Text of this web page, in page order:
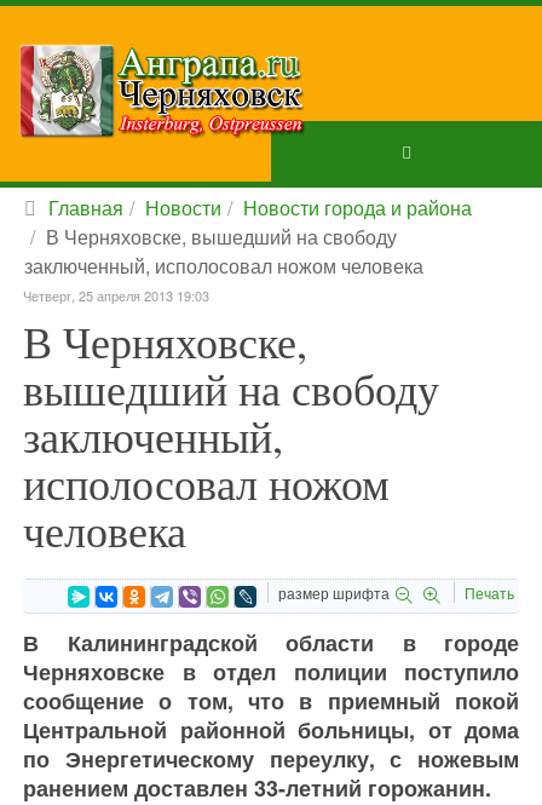
Главная Новости
Новости города и района
В Черняховске, вышедший на свободу
заключенный, исполосовал ножом человека
Четверг, 25 апреля 2013 19:03
В Черняховске,
вышедший на свободу
заключенный,
исполосовал ножом
человека
размер шрифта Печать
В Калининградской области в городе
Черняховске в отдел полиции поступило
сообщение о том, что в приемный покой
Центральной районной больницы, от дома
по Энергетическому переулку, с ножевым
ранением доставлен 33-летний горожанин.